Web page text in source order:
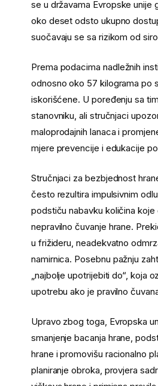
se u državama Evropske unije
oko deset odsto ukupno
suočavaju se sa rizikom od
Prema podacima nadležnih
odnosno oko 57 kilograma po
iskorišćene. U poređenju sa
stanovniku, ali stručnjaci
maloprodajnih lanaca i
mjere prevencije i edukacije
Stručnjaci za bezbjednost
često rezultira impulsivnim
podstiču nabavku količina
nepravilno čuvanje hrane.
u frižideru, neadekvatno
namirnica. Posebnu pažnju
„najbolje upotrijebiti do“, koja
upotrebu ako je pravilno
Upravo zbog toga, Evropska
smanjenje bacanja hrane,
hrane i promovišu racionalno
planiranje obroka, provjera